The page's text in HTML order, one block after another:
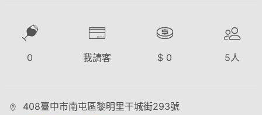
0 我請客 $ 0 5人
408臺中市南屯區黎明里干城街293號